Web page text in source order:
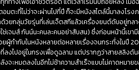
มตะที่ไม่ว่าจะผ่านไปกี่ปี ก็จะมีหนังสไตล์นี้มาลงโ
วยกลุ่มวัยรุ่นที่เล่นเจ็ตสกีแล้วเครื่องยนต์ดับอยู่กล
ช่เจมส์ กันน์นะคนละคนอย่าสับสน) ซึ่งก่อนหน้านี้เข
ผู้กำกับในหนังหลายต่อหลายเรื่องจนกระทั่งในปี
ลงไปอยู่ในกรงเพื่อดูฉลาม แต่ปรากฏว่าสายสลิงดั
งจะหมดลงในอีกไม่ช้าความสำเร็จแบบไม่คาดหมา